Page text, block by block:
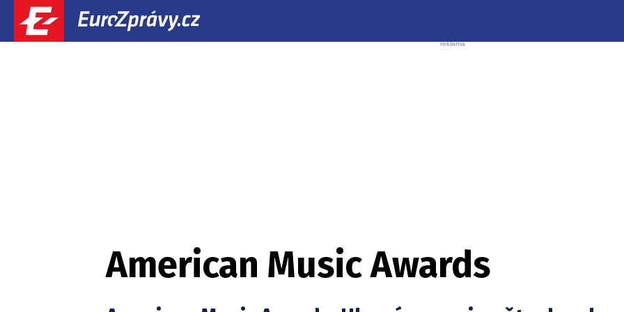
American Music Awards